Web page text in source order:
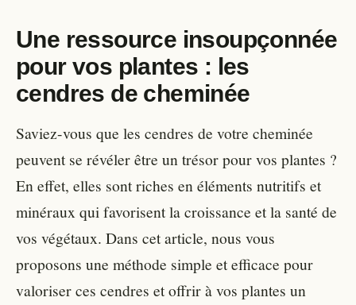
Une ressource insoupçonnée
pour vos plantes : les
cendres de cheminée
Saviez-vous que les cendres de votre cheminée
peuvent se révéler être un trésor pour vos plantes ?
En effet, elles sont riches en éléments nutritifs et
minéraux qui favorisent la croissance et la santé de
vos végétaux. Dans cet article, nous vous
proposons une méthode simple et efficace pour
valoriser ces cendres et offrir à vos plantes un